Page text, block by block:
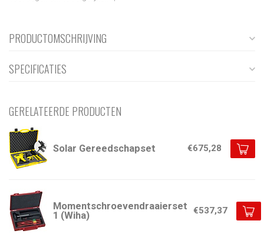
PRODUCTOMSCHRIJVING
SPECIFICATIES
GERELATEERDE PRODUCTEN
Solar Gereedschapset €675,28
Momentschroevendraaierset
1 (Wiha)
€537,37